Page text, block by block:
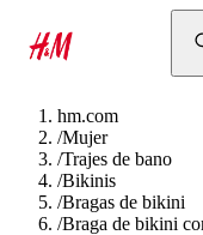
hm.com
/Mujer
/Trajes de bano
/Bikinis
/Bragas de bikini
/Braga de bikini